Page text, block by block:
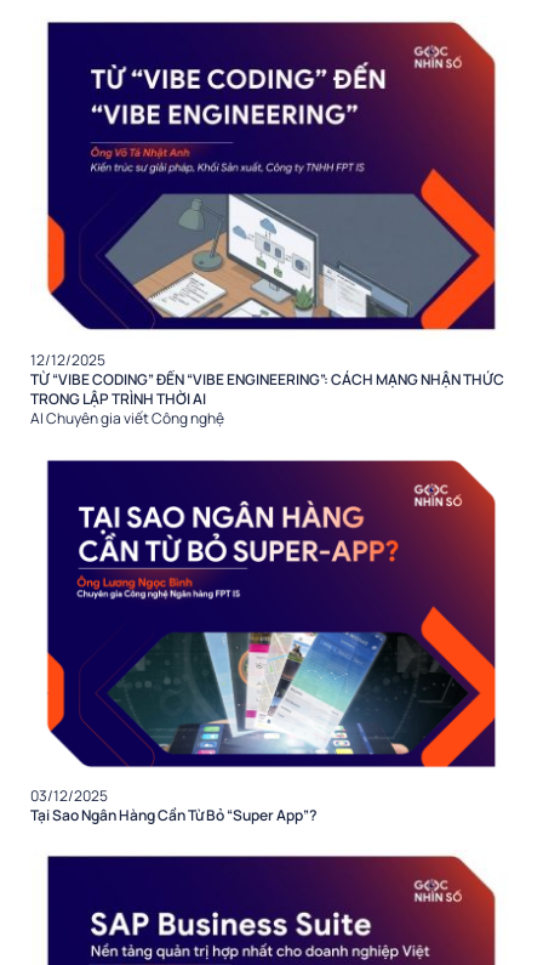
12/12/2025
TỪ “VIBE CODING” ĐẾN “VIBE ENGINEERING”: CÁCH MẠNG NHẬN THỨC
TRONG LẬP TRÌNH THỜI AI
AIChuyên gia viếtCông nghệ
03/12/2025
Tại Sao Ngân Hàng Cần Từ Bỏ “Super App”?